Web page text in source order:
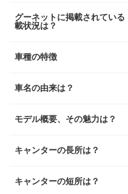
グーネットに掲載されてい
載状況は？
車種の特徴
車名の由来は？
モデル概要、その魅力は？
キャンターの長所は？
キャンターの短所は？